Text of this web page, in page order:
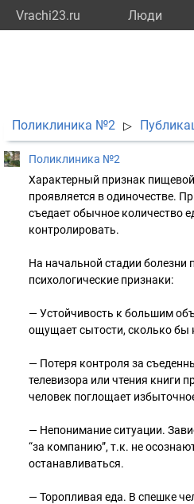
Vrachi23.ru Люди
Поликлиника №2 ▷
Поликлиника №2
Характерный признак
проявляется в одиночестве.
съедает обычное количество
контролировать.
На начальной стадии болезни
психологические признаки:
— Устойчивость к большим
ощущает сытости, сколько бы
— Потеря контроля за
телевизора или чтения книги
человек поглощает
— Непонимание ситуации.
“за компанию”, т.к. не
останавливаться.
— Торопливая еда. В спешке